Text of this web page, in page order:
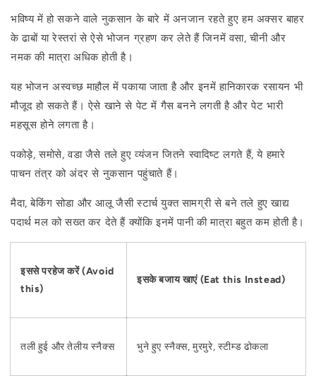
भविष्य में हो सकने वाले नुकसान के बारे में अनजान रहते हुए हम अक्सर बाहर
के ढाबों या रेस्तरां से ऐसे भोजन ग्रहण कर लेते हैं जिनमें वसा, चीनी और
नमक की मात्रा अधिक होती है।
यह भोजन अस्वच्छ माहौल में पकाया जाता है और इनमें हानिकारक रसायन भी
मौजूद हो सकते हैं। ऐसे खाने से पेट में गैस बनने लगती है और पेट भारी
महसूस होने लगता है।
पकोड़े, समोसे, वडा जैसे तले हुए व्यंजन जितने स्वादिष्ट लगते हैं, ये हमारे
पाचन तंत्र को अंदर से नुकसान पहुंचाते हैं।
मैदा, बेकिंग सोडा और आलू जैसी स्टार्च युक्त सामग्री से बने तले हुए खाद्य
पदार्थ मल को सख्त कर देते हैं क्योंकि इनमें पानी की मात्रा बहुत कम होती है।
इससे परहेज करें (Avoid
this)
इसके बजाय खाएं (Eat this Instead)
तली हुई और तेलीय स्नैक्स भुने हुए स्नैक्स, मुरमुरे, स्टीम्ड ढोकला